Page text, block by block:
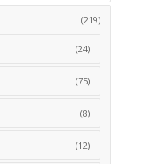
(219)
(24)
(75)
(8)
(12)